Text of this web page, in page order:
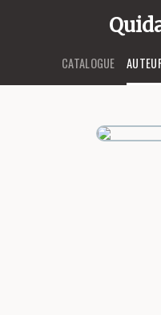
CATALOGUE